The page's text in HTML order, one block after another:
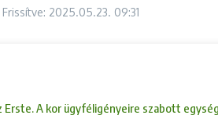
Frissítve: 2025.05.23. 09:31
A kor ügyféligényeire szabott